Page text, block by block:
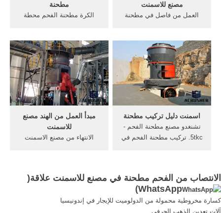
مطحنة
الكرة مطحنة الفحم محطة
h مصغرة مصنع للاسمنت في
مايو، الخبث مسحوق مشروع ل
شركة هوايى الرأسي مطحنة
الحجر ... الانتصاب الكرة
مطحنة من مطحنة الكرة ...
مصنع للاسمنت
العمل من فاصل في مطحنة
وظيفة من مطحنة الفحم في
مصنع للاسمنت.
مبدأ العمل من الهند مصنع
للاسمنت
الانتهاء من مصنع الاسمنت
الانتهاء من الاسمنت طحن مع
المزيد الانتهاء من طحن
اسمنت دليل تركيب مطحنة
تشنغدو مصنع مطحنة الفحم -
5tkc. تركيب مطحنة الفحم في
لكندا في الهند &#;مصر .
تشنغدو مصنع مطحنة الفحم .
الانتصاب من الفحم مطحنة في مصنع للاسمنت علاقة(
WhatsApp
)
كسارة مخروطية محمولة من الدولوميت للإيجار في إندونيسيا
آلات تعدين الذهب الحرفي